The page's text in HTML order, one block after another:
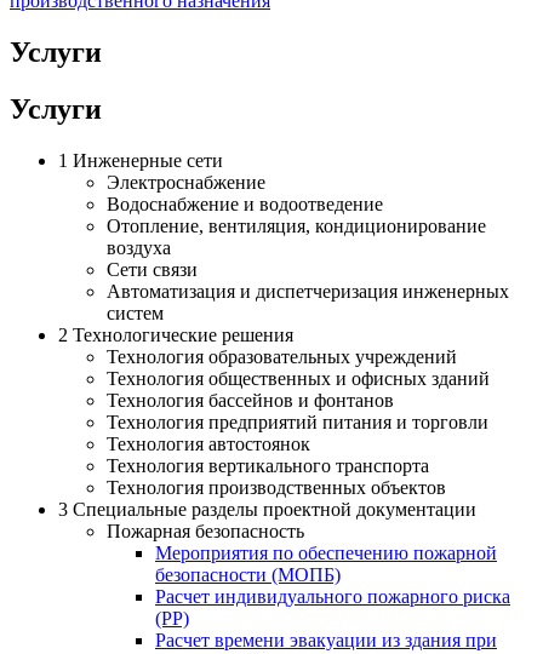
Услуги
Услуги
1 Инженерные сети
Электроснабжение
Водоснабжение и водоотведение
Отопление, вентиляция, кондиционирование
воздуха
Сети связи
Автоматизация и диспетчеризация инженерных
систем
2 Технологические решения
Технология образовательных учреждений
Технология общественных и офисных зданий
Технология бассейнов и фонтанов
Технология предприятий питания и торговли
Технология автостоянок
Технология вертикального транспорта
Технология производственных объектов
3 Специальные разделы проектной документации
Пожарная безопасность
Мероприятия по обеспечению пожарной
безопасности (МОПБ)
Расчет индивидуального пожарного риска
(РР)
Расчет времени эвакуации из здания при